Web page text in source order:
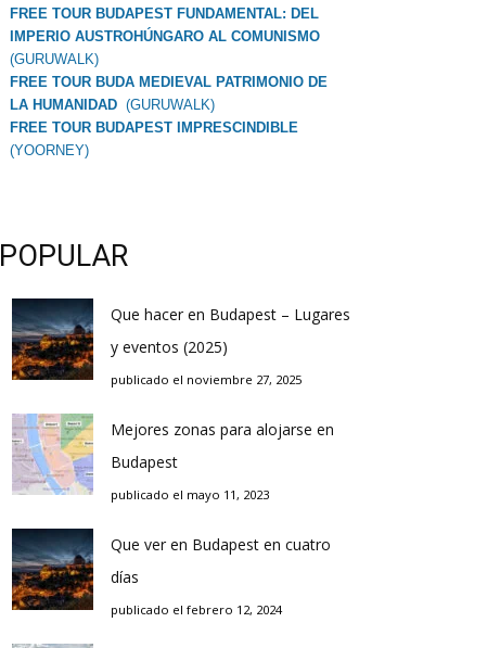
FREE TOUR BUDAPEST FUNDAMENTAL: DEL
IMPERIO AUSTROHÚNGARO AL COMUNISMO
(GURUWALK)
FREE TOUR BUDA MEDIEVAL PATRIMONIO DE
LA HUMANIDAD (GURUWALK)
FREE TOUR BUDAPEST IMPRESCINDIBLE
(YOORNEY)
POPULAR
Que hacer en Budapest – Lugares
y eventos (2025)
publicado el noviembre 27, 2025
Mejores zonas para alojarse en
Budapest
publicado el mayo 11, 2023
Que ver en Budapest en cuatro
días
publicado el febrero 12, 2024